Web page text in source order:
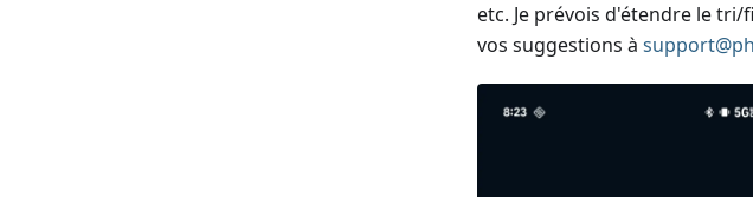
etc. Je prévois d'étendre le
vos suggestions à